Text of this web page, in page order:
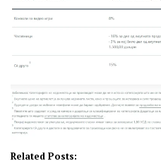
Related Posts: